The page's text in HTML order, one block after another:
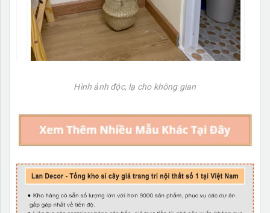
Hình ảnh độc, lạ cho không gian